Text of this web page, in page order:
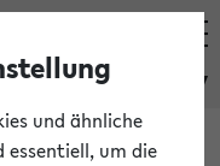
eKVV
und ähnliche
essentiell, um die